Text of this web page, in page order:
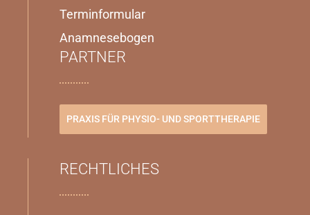
Terminformular
Anamnesebogen
PARTNER
PRAXIS FÜR PHYSIO- UND SPORTTHERAPIE
RECHTLICHES